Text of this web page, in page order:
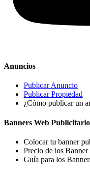
Anuncios
Publicar Anuncio
Publicar Propiedad
¿Cómo publicar un
Banners Web
Colocar tu banner
Precio de los
Guía para los